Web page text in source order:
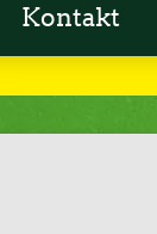
Kontakt